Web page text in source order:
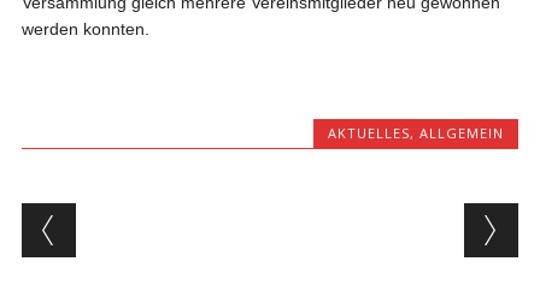
werden konnten.
AKTUELLES,ALLGEMEIN
Beitragsnavigation